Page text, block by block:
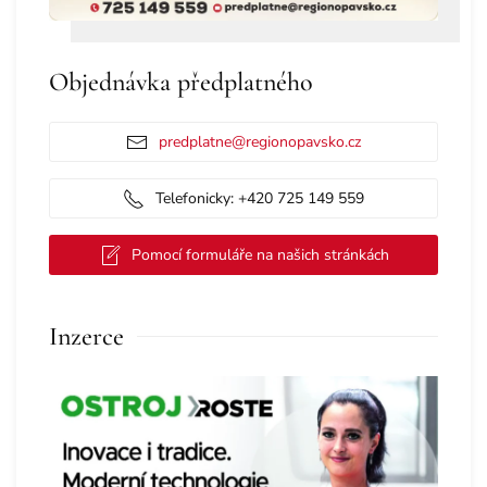
Objednávka předplatného
predplatne@regionopavsko.cz
Telefonicky: +420 725 149 559
Pomocí formuláře na našich stránkách
Inzerce